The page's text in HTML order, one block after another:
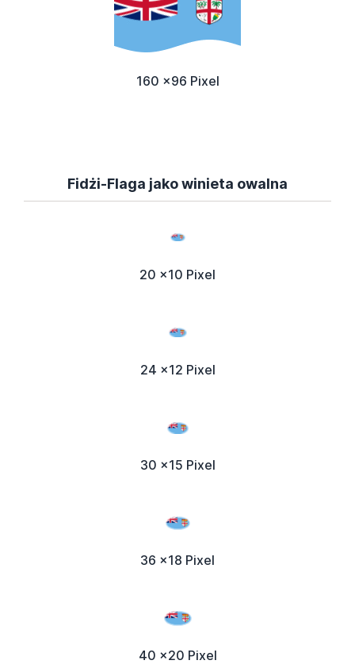
160 x96 Pixel
Fidżi-Flaga jako winieta owalna
20 x10 Pixel
24 x12 Pixel
30 x15 Pixel
36 x18 Pixel
40 x20 Pixel